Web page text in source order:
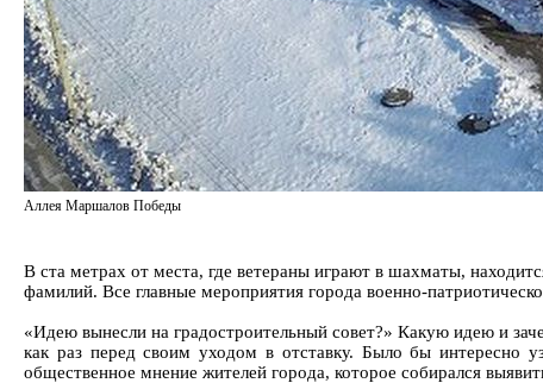
Аллея Маршалов Победы
В ста метрах от места, где ветераны играют в шахматы,
фамилий. Все главные мероприятия города военно-
«Идею вынесли на градостроительный совет?» Какую идею и
как раз перед своим уходом в отставку. Было бы интересно
общественное мнение жителей города, которое собирался